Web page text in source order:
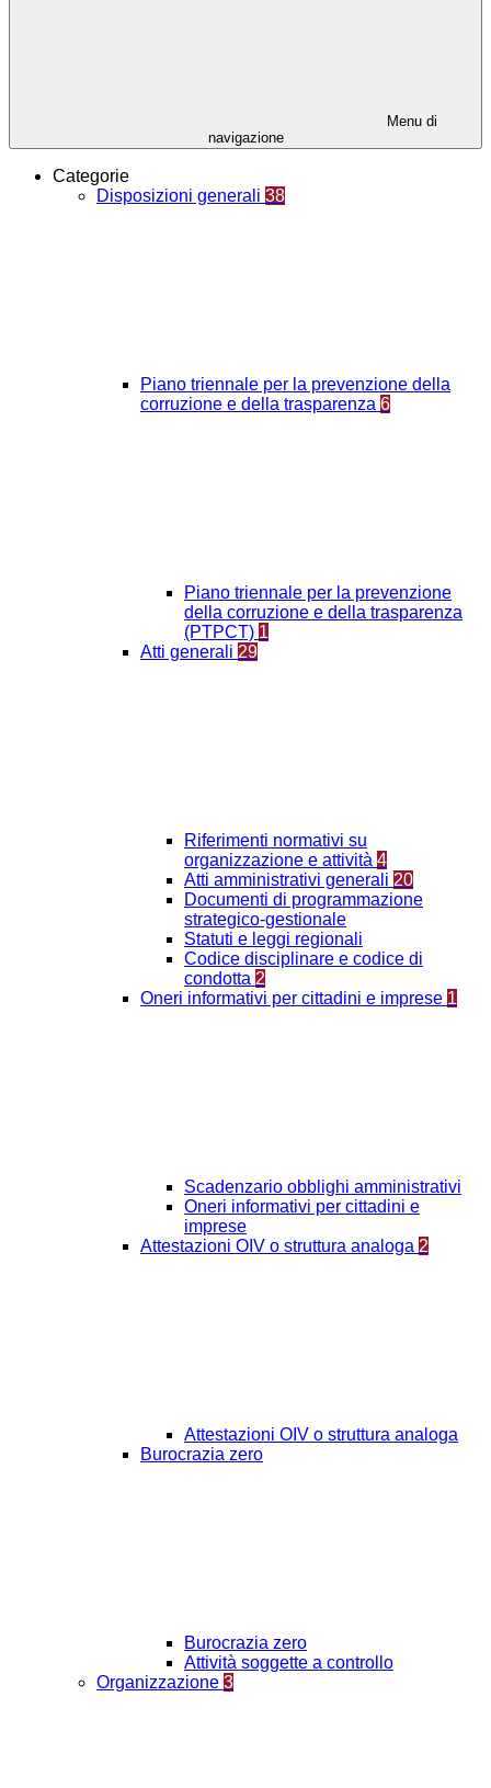
Menu di
navigazione
Categorie
Disposizioni generali 38
Piano triennale per la prevenzione della
corruzione e della trasparenza 6
Piano triennale per la prevenzione
della corruzione e della trasparenza
(PTPCT) 1
Atti generali 29
Riferimenti normativi su
organizzazione e attività 4
Atti amministrativi generali 20
Documenti di programmazione
strategico-gestionale
Statuti e leggi regionali
Codice disciplinare e codice di
condotta 2
Oneri informativi per cittadini e imprese 1
Scadenzario obblighi amministrativi
Oneri informativi per cittadini e
imprese
Attestazioni OIV o struttura analoga 2
Attestazioni OIV o struttura analoga
Burocrazia zero
Burocrazia zero
Attività soggette a controllo
Organizzazione 3